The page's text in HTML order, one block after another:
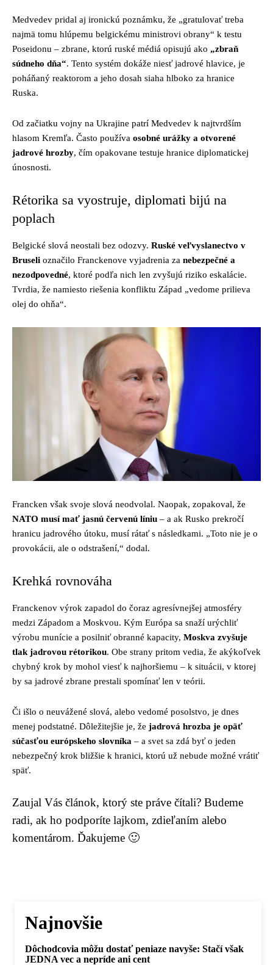
Medvedev pridal aj ironickú poznámku, že „gratulovať treba
najmä tomu hlúpemu belgickému ministrovi obrany“ k testu
Poseidonu – zbrane, ktorú ruské médiá opisujú ako „zbraň
súdneho dňa“. Tento systém dokáže niesť jadrové hlavice, je
poháňaný reaktorom a jeho dosah siaha hlboko za hranice
Ruska.
Od začiatku vojny na Ukrajine patrí Medvedev k najtvrdším
hlasom Kremľa. Často používa osobné urážky a otvorené
jadrové hrozby, čím opakovane testuje hranice diplomatickej
únosnosti.
Rétorika sa vyostruje, diplomati bijú na
poplach
Belgické slová neostali bez odozvy. Ruské veľvyslanectvo v
Bruseli označilo Franckenove vyjadrenia za nebezpečné a
nezodpovedné, ktoré podľa nich len zvyšujú riziko eskalácie.
Tvrdia, že namiesto riešenia konfliktu Západ „vedome prilieva
olej do ohňa“.
Francken však svoje slová neodvolal. Naopak, zopakoval, že
NATO musí mať jasnú červenú líniu – a ak Rusko prekročí
hranicu jadrového útoku, musí rátať s následkami. „Toto nie je o
provokácii, ale o odstrašení,“ dodal.
Krehká rovnováha
Franckenov výrok zapadol do čoraz agresívnejšej atmosféry
medzi Západom a Moskvou. Kým Európa sa snaží urýchliť
výrobu munície a posilniť obranné kapacity, Moskva zvyšuje
tlak jadrovou rétorikou. Obe strany pritom vedia, že akýkoľvek
chybný krok by mohol viesť k najhoršiemu – k situácii, v ktorej
by sa jadrové zbrane prestali spomínať len v teórii.
Či išlo o neuvážené slová, alebo vedomé posolstvo, je dnes
menej podstatné. Dôležitejšie je, že jadrová hrozba je opäť
súčasťou európskeho slovníka – a svet sa zdá byť o jeden
nebezpečný krok bližšie k hranici, ktorú už nebude možné vrátiť
späť.
Zaujal Vás článok, ktorý ste práve čítali? Budeme
radi, ak ho podporíte lajkom, zdieľaním alebo
komentárom. Ďakujeme 🙂
Najnovšie
Dôchodcovia môžu dostať peniaze navyše: Stačí však
JEDNA vec a nepríde ani cent